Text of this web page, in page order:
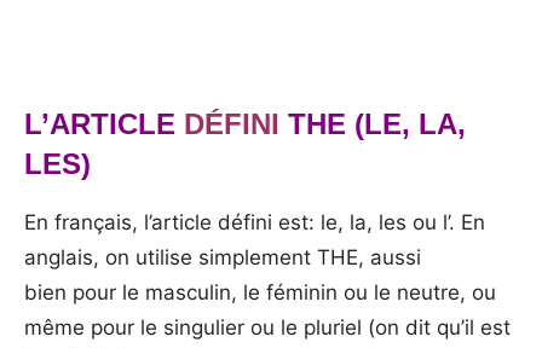
L’ARTICLE DÉFINI THE (LE, LA,
LES)
En français, l’article défini est: le, la, les ou l’. En
anglais, on utilise simplement THE, aussi
bien pour le masculin, le féminin ou le neutre, ou
même pour le singulier ou le pluriel (on dit qu’il est